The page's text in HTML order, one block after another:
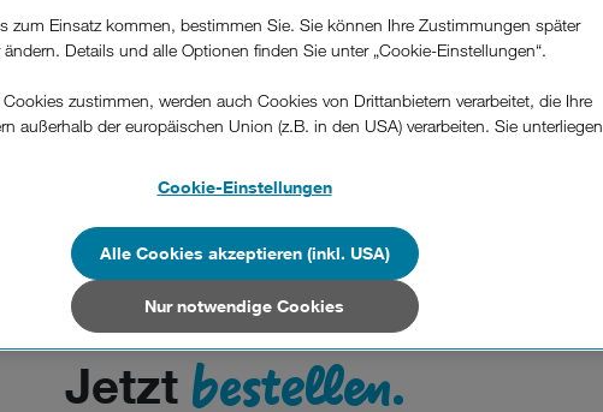
Jetzt bestellen.
zum Einsatz kommen, bestimmen Sie. Sie können Ihre Zustimmungen später
ändern. Details und alle Optionen finden Sie unter „Cookie-Einstellungen“.
zustimmen, werden auch Cookies von Drittanbietern verarbeitet, die Ihre
außerhalb der europäischen Union (z.B. in den USA) verarbeiten. Sie unterliegen
in Drittstaaten, die ein ähnliches Datenschutzniveau wie in der
aufweisen (z.B. Data Privacy Framework), werden wie europäische
notwendige Cookies“ wählen, dann sind für Sie nur jene Cookies im Einsatz, die
Website unerlässlich sind.
Cookie-Einstellungen
Nur notwendige Cookies
Alle Cookies akzeptieren (inkl. USA)